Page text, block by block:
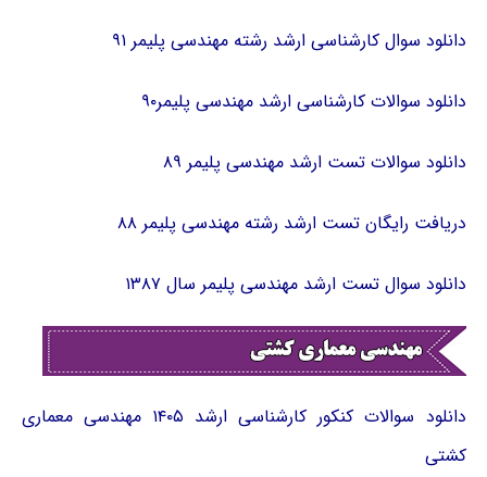
دانلود سوال کارشناسی ارشد رشته مهندسی پلیمر ۹۱
دانلود سوالات کارشناسی ارشد مهندسی پلیمر۹۰
دانلود سوالات تست ارشد مهندسی پلیمر ۸۹
دریافت رایگان تست ارشد رشته مهندسی پلیمر ۸۸
دانلود سوال تست ارشد مهندسی پلیمر سال ۱۳۸۷
دانلود سوالات کنکور کارشناسی ارشد ۱۴۰۵ مهندسی معماری
کشتی